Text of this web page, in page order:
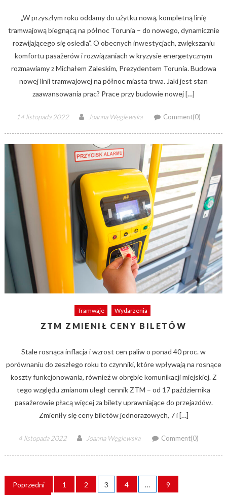
„W przyszłym roku oddamy do użytku nową, kompletną linię
tramwajową biegnącą na północ Torunia – do nowego, dynamicznie
rozwijającego się osiedla”. O obecnych inwestycjach, zwiększaniu
komfortu pasażerów i rozwiązaniach w kryzysie energetycznym
rozmawiamy z Michałem Zaleskim, Prezydentem Torunia. Budowa
nowej linii tramwajowej na północ miasta trwa. Jaki jest stan
zaawansowania prac? Prace przy budowie nowej […]
Posted
14 listopada 2022 Author
Joanna Węglewska Comment(0)
Tramwaje Wydarzenia
ZTM ZMIENIŁ CENY BILETÓW
Stale rosnąca inflacja i wzrost cen paliw o ponad 40 proc. w
porównaniu do zeszłego roku to czynniki, które wpływają na rosnące
koszty funkcjonowania, również w obrębie komunikacji miejskiej. Z
tego względu zmianom uległ cennik ZTM – od 17 października
pasażerowie płacą więcej za bilety uprawniające do przejazdów.
Zmieniły się ceny biletów jednorazowych, 7 i […]
Posted
4 listopada 2022 Author
Joanna Węglewska Comment(0)
STRONICOWANIE
WPISÓW
Poprzedni 1 2 3 4 … 9